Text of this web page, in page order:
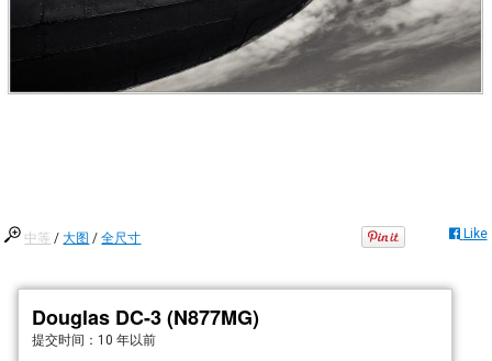
中等 /大图 /全尺寸 Like
Douglas DC-3 (N877MG)
提交时间： 10 年以前